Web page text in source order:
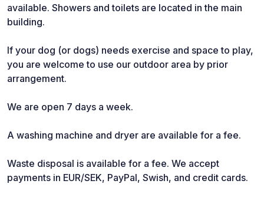
available. Showers and toilets are located in the main
building.
If your dog (or dogs) needs exercise and space to play,
you are welcome to use our outdoor area by prior
arrangement.
We are open 7 days a week.
A washing machine and dryer are available for a fee.
Waste disposal is available for a fee. We accept
payments in EUR/SEK, PayPal, Swish, and credit cards.